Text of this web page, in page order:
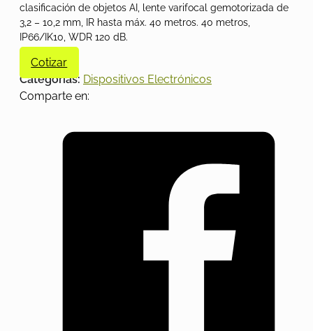
clasificación de objetos AI, lente varifocal gemotorizada de
3,2 – 10,2 mm, IR hasta máx. 40 metros. 40 metros,
IP66/IK10, WDR 120 dB.
Cotizar
Categorías: Dispositivos Electrónicos
Comparte en: